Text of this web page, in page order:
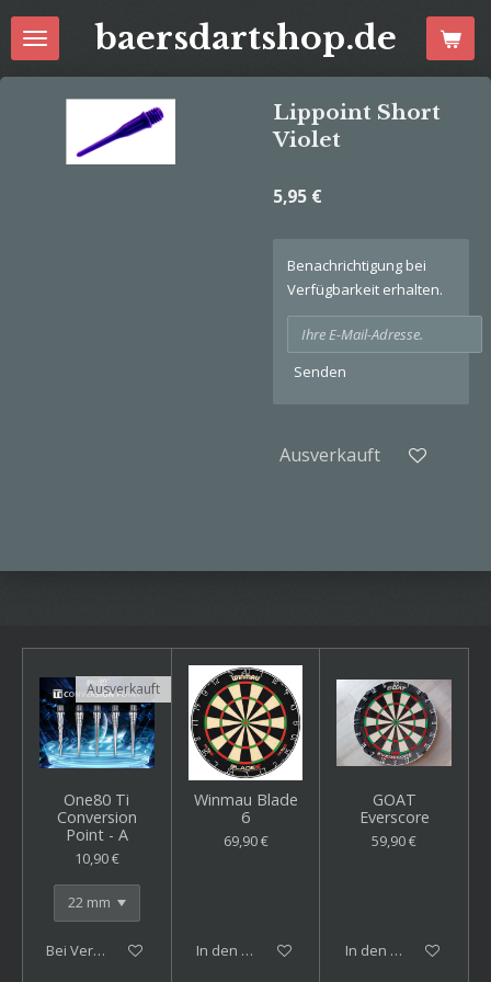
Zum
Hauptinhalt
baersdartshop.de
Lippoint Short
Violet
5,95 €
Benachrichtigung bei
Verfügbarkeit erhalten.
Senden
Ausverkauft
Ausverkauft
One80 Ti
Conversion
Point - A
10,90 €
Bei Verfügbarkeit benachrichtigen
Winmau Blade
6
69,90 €
In den Warenkorb
GOAT
Everscore
59,90 €
In den Warenkorb